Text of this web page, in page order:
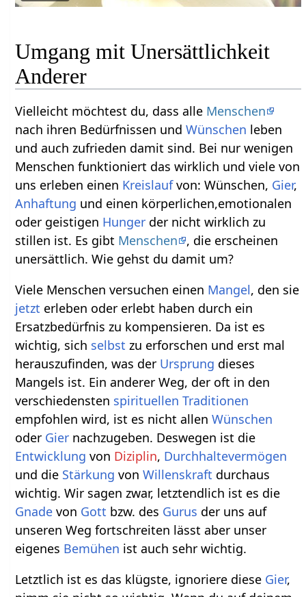
Umgang mit Unersättlichkeit
Anderer
Vielleicht möchtest du, dass alle Menschen
nach ihren Bedürfnissen undWünschen leben
und auch zufrieden damit sind. Bei nur wenigen
Menschen funktioniert das wirklich und viele von
uns erleben einen Kreislaufvon: Wünschen, Gier,
Anhaftung und einen körperlichen,emotionalen
oder geistigen Hunger der nicht wirklich zu
stillen ist. Es gibt Menschen
, die erscheinen
unersättlich. Wie gehst du damit um?
Viele Menschen versuchen einen Mangel, den sie
jetzt erleben oder erlebt haben durch ein
Ersatzbedürfnis zu kompensieren. Da ist es
wichtig, sich selbst zu erforschen und erst mal
herauszufinden, was der Ursprung dieses
Mangels ist. Ein anderer Weg, der oft in den
verschiedensten spirituellen Traditionen
empfohlen wird, ist es nicht allenWünschen
oder Gier nachzugeben. Deswegen ist die
Entwicklung von Diziplin, Durchhaltevermögen
und die Stärkung vonWillenskraft durchaus
wichtig. Wir sagen zwar, letztendlich ist es die
Gnade von Gott bzw. des Gurus der uns auf
unseren Weg fortschreiten lässt aber unser
eigenes Bemühen ist auch sehr wichtig.
Letztlich ist es das klügste, ignoriere diese Gier,